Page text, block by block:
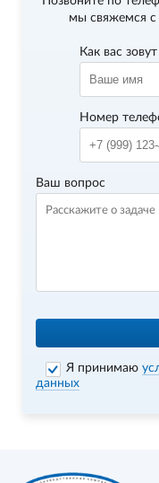
мы свяжемся с
Как вас зовут
Номер
Ваш вопрос
Я принимаю
данных